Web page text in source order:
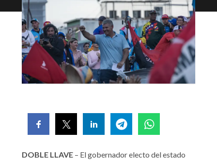
DOBLE LLAVE – El gobernador electo del estado